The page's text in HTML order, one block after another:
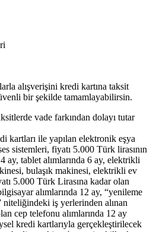
alışverişini kredi kartına taksit
bir şekilde tamamlayabilirsin.
vade farkından dolayı tutar
kartları ile yapılan elektronik eşya
sistemleri, fiyatı 5.000 Türk lirasının
ay, tablet alımlarında 6 ay, elektrikli
bulaşık makinesi, elektrikli ev
5.000 Türk Lirasına kadar olan
alımlarında 12 ay, “yenileme
niteliğindeki iş yerlerinden alınan
cep telefonu alımlarında 12 ay
kredi kartlarıyla gerçekleştirilecek